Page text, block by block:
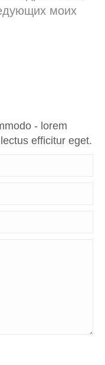
моих
- lorem
efficitur eget.